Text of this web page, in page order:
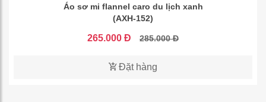
Áo sơ mi flannel caro du lịch xanh
(AXH-152)
265.000 Đ 285.000 Đ
Đặt hàng